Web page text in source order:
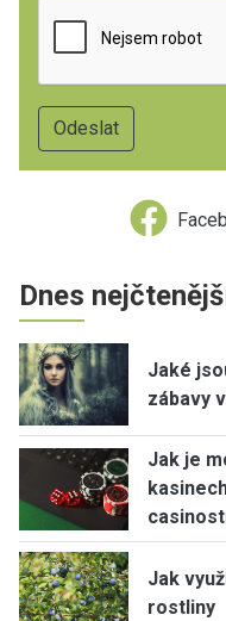
Dnes
Jaké
zábavy
Jak je
Jak
rostliny